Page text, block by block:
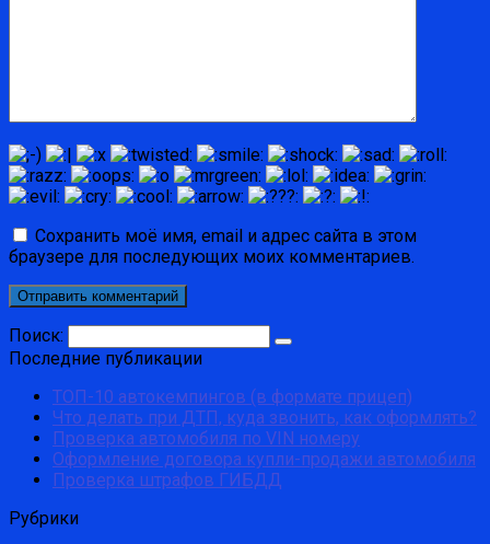
Сохранить моё имя, email и адрес сайта в этом
браузере для последующих моих комментариев.
Поиск:
Последние публикации
ТОП-10 автокемпингов (в формате прицеп)
Что делать при ДТП, куда звонить, как оформлять?
Проверка автомобиля по VIN номеру
Оформление договора купли-продажи автомобиля
Проверка штрафов ГИБДД
Рубрики